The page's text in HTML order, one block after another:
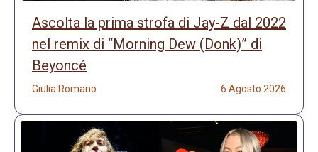
Ascolta la prima strofa di Jay-Z dal 2022
nel remix di “Morning Dew (Donk)” di
Beyoncé
Giulia Romano 6 Agosto 2026